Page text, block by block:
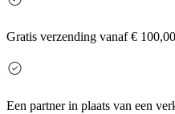
Gratis verzending vanaf € 100,00
Een partner in plaats van een